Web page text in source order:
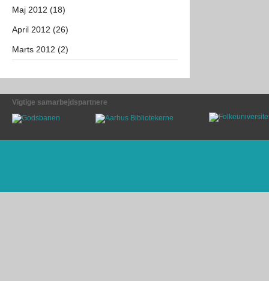
Maj 2012 (18)
April 2012 (26)
Marts 2012 (2)
Vigtige samarbejdspartnere